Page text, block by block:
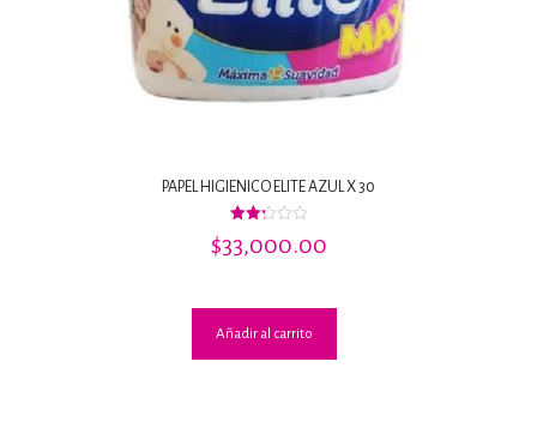
PAPEL HIGIENICO ELITE AZUL X 30
con
$33,000.00
Añadir al carrito